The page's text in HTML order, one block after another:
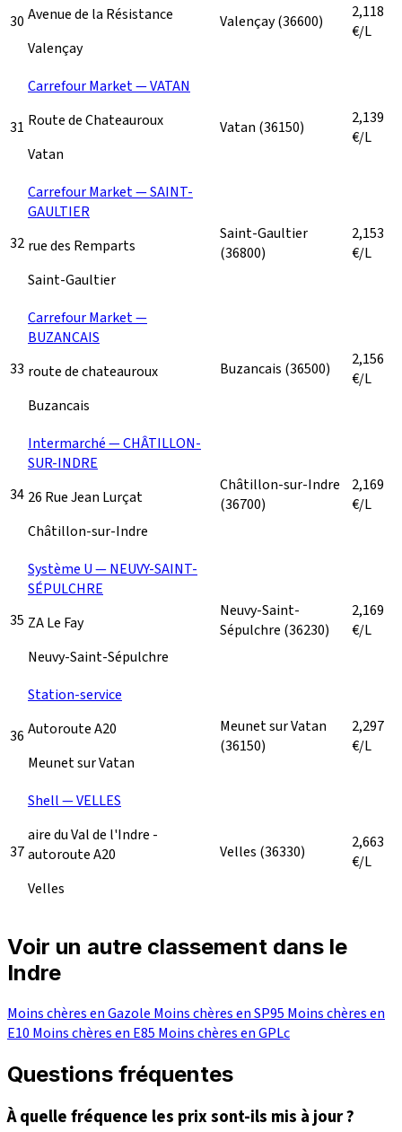
30 Avenue de la Résistance
Valençay
Valençay(36600)
2,118
€/L
31
Carrefour Market — VATAN
Route de Chateauroux
Vatan
Vatan (36150)
2,139
€/L
32
Carrefour Market — SAINT-
GAULTIER
rue des Remparts
Saint-Gaultier
Saint-Gaultier
(36800)
2,153
€/L
33
Carrefour Market —
BUZANCAIS
route de chateauroux
Buzancais
Buzancais (36500)
2,156
€/L
34
Intermarché — CHÂTILLON-
SUR-INDRE
26 Rue Jean Lurçat
Châtillon-sur-Indre
Châtillon-sur-Indre
(36700)
2,169
€/L
35
Système U — NEUVY-SAINT-
SÉPULCHRE
ZA Le Fay
Neuvy-Saint-Sépulchre
Neuvy-Saint-
Sépulchre (36230)
2,169
€/L
36
Station-service
Autoroute A20
Meunet sur Vatan
Meunet sur Vatan
(36150)
2,297
€/L
37
Shell — VELLES
aire du Val de l'Indre -
autoroute A20
Velles
Velles (36330)
2,663
€/L
Voir un autre classement dans le
Indre
Moins chères en Gazole Moins chères en SP95 Moins chères en
E10 Moins chères en E85 Moins chères en GPLc
Questions fréquentes
À quelle fréquence les prix sont-ils mis à jour ?